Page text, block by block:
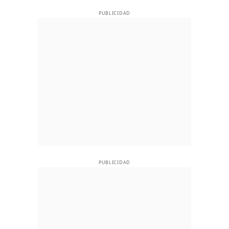
PUBLICIDAD
PUBLICIDAD